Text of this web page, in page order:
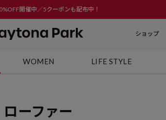
開催中／5クーポンも配布中！
ショップ
WOMEN LIFE STYLE
ローファー